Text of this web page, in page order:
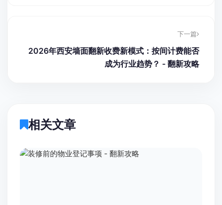
下一篇
2026年西安墙面翻新收费新模式：按间计费能否
成为行业趋势？ - 翻新攻略
相关文章